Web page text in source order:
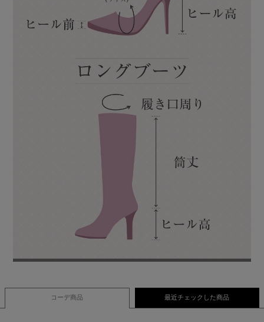
コーデ商品 最近チェックした商品